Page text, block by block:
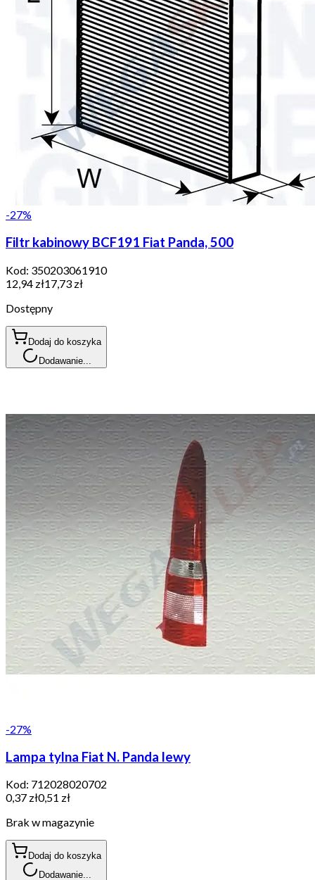
-27%
Filtr kabinowy BCF191 Fiat Panda, 500
Kod: 350203061910
12,94 zł17,73 zł
Dostępny
Dodaj do koszyka
Dodawanie...
-27%
Lampa tylna Fiat N. Panda lewy
Kod: 712028020702
0,37 zł0,51 zł
Brak w magazynie
Dodaj do koszyka
Dodawanie...